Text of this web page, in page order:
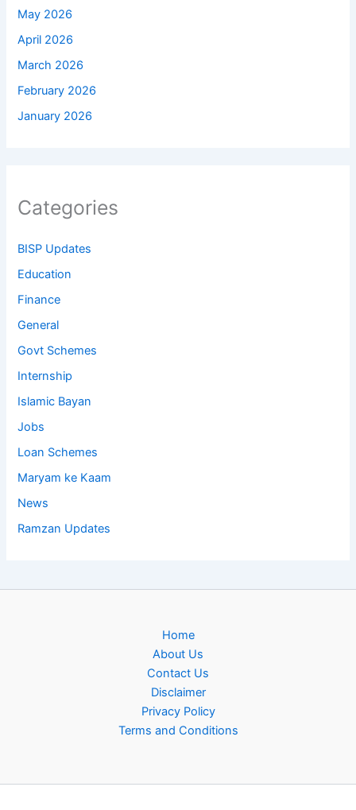
May 2026
April 2026
March 2026
February 2026
January 2026
Categories
BISP Updates
Education
Finance
General
Govt Schemes
Internship
Islamic Bayan
Jobs
Loan Schemes
Maryam ke Kaam
News
Ramzan Updates
Home
About Us
Contact Us
Disclaimer
Privacy Policy
Terms and Conditions